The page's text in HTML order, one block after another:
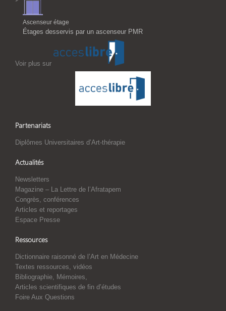
Ascenseur étage
Étages desservis par un ascenseur PMR
Voir plus sur
Partenariats
Diplômes Universitaires d’Art-thérapie
Actualités
Newsletters
Magazine – La Lettre de l’Afratapem
Congrès, conférences
Articles et reportages
Espace Presse
Ressources
Dictionnaire raisonné de l’Art en Médecine
Textes ressources, vidéos
Bibliographie, Mémoires,
Articles scientifiques de fin d’études
Foire Aux Questions